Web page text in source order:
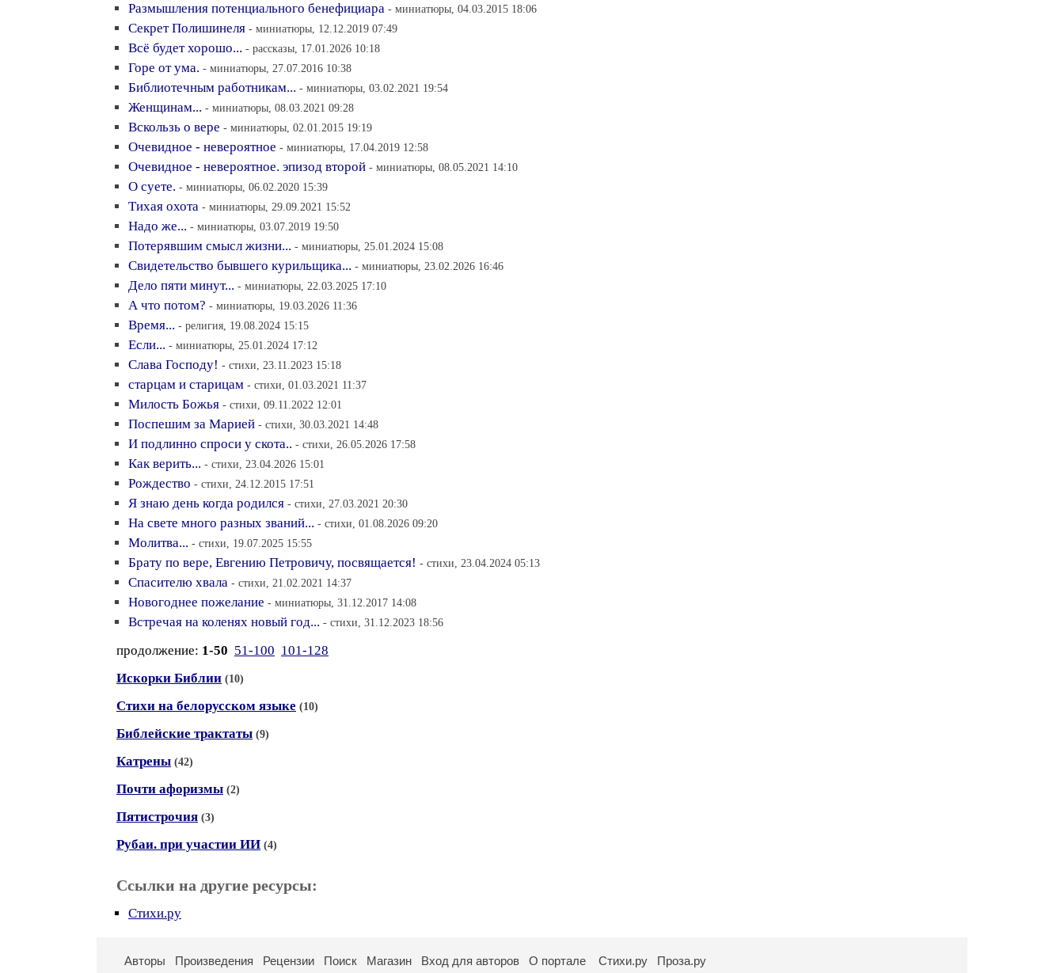
Размышления потенциального бенефициара - миниатюры, 04.03.2015 18:06
Секрет Полишинеля - миниатюры, 12.12.2019 07:49
Всё будет хорошо... - рассказы, 17.01.2026 10:18
Горе от ума. - миниатюры, 27.07.2016 10:38
Библиотечным работникам... - миниатюры, 03.02.2021 19:54
Женщинам... - миниатюры, 08.03.2021 09:28
Вскользь о вере - миниатюры, 02.01.2015 19:19
Очевидное - невероятное - миниатюры, 17.04.2019 12:58
Очевидное - невероятное. эпизод второй - миниатюры, 08.05.2021 14:10
О суете. - миниатюры, 06.02.2020 15:39
Тихая охота - миниатюры, 29.09.2021 15:52
Надо же... - миниатюры, 03.07.2019 19:50
Потерявшим смысл жизни... - миниатюры, 25.01.2024 15:08
Свидетельство бывшего курильщика... - миниатюры, 23.02.2026 16:46
Дело пяти минут... - миниатюры, 22.03.2025 17:10
А что потом? - миниатюры, 19.03.2026 11:36
Время... - религия, 19.08.2024 15:15
Если... - миниатюры, 25.01.2024 17:12
Слава Господу! - стихи, 23.11.2023 15:18
старцам и старицам - стихи, 01.03.2021 11:37
Милость Божья - стихи, 09.11.2022 12:01
Поспешим за Марией - стихи, 30.03.2021 14:48
И подлинно спроси у скота.. - стихи, 26.05.2026 17:58
Как верить... - стихи, 23.04.2026 15:01
Рождество - стихи, 24.12.2015 17:51
Я знаю день когда родился - стихи, 27.03.2021 20:30
На свете много разных званий... - стихи, 01.08.2026 09:20
Молитва... - стихи, 19.07.2025 15:55
Брату по вере, Евгению Петровичу, посвящается! - стихи, 23.04.2024 05:13
Спасителю хвала - стихи, 21.02.2021 14:37
Новогоднее пожелание - миниатюры, 31.12.2017 14:08
Встречая на коленях новый год... - стихи, 31.12.2023 18:56
продолжение: 1-50 51-100 101-128
Искорки Библии (10)
Стихи на белорусском языке (10)
Библейские трактаты (9)
Катрены (42)
Почти афоризмы (2)
Пятистрочия (3)
Рубаи. при участии ИИ (4)
Ссылки на другие ресурсы:
Стихи.ру
Авторы Произведения Рецензии Поиск Магазин Вход для авторов О портале Стихи.ру Проза.ру